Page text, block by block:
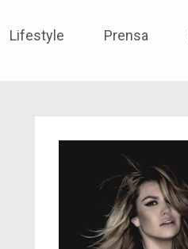
Lifestyle Prensa